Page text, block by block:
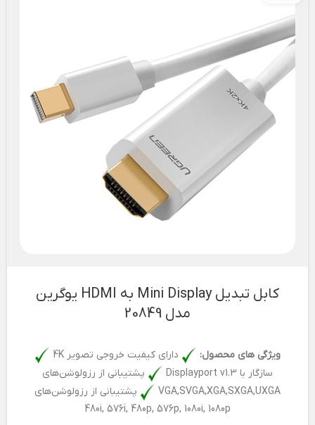
کابل تبدیل Mini Display به HDMI یوگرین
مدل 20849
ویژگی های محصول:
دارای کیفیت خروجی تصویر 4K
سازگار با Displayport v1.3
پشتیبانی از رزولوشن‌های
VGA,SVGA,XGA,SXGA,UXGA
پشتیبانی از رزولوشن‌های
480i, 576i, 480p, 576p, 1080i, 1080p